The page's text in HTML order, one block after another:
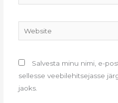
Website
Salvesta minu nimi, e-
sellesse veebilehitsejasse
jaoks.